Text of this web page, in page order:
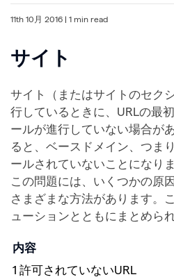
11th 10月 2016 | 1 min read
サイト
サイト（またはサイトのセク
行しているときに、URLの最
ールが進行していない場合が
ると、ベースドメイン、つま
ールされていないことになりま
この問題には、いくつかの原
さまざまな方法があります。
ューションとともにまとめら
内容
1 許可されていないURL